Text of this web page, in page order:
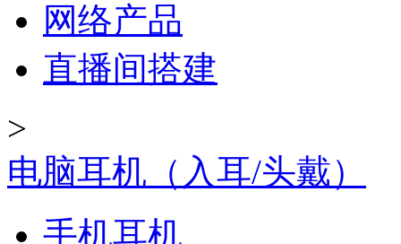
网络产品
直播间搭建
>
电脑耳机（入耳/头戴）
手机耳机